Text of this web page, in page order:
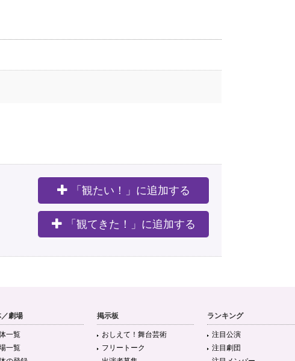
「観たい！」に追加する
「観てきた！」に追加する
／劇場
一覧
一覧
掲示板
おしえて！舞台芸術
フリートーク
ランキング
注目公演
注目劇団